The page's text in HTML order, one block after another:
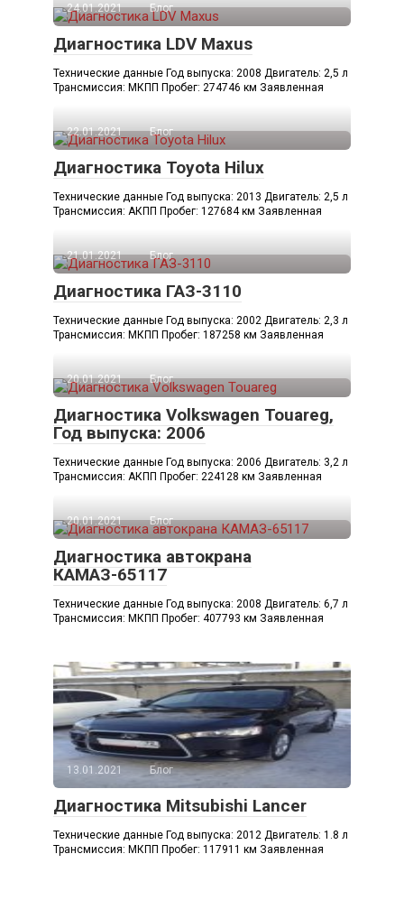
24.01.2021 Блог
Диагностика LDV Maxus
Технические данные Год выпуска: 2008 Двигатель: 2,5 л
Трансмиссия: МКПП Пробег: 274746 км Заявленная
22.01.2021 Блог
Диагностика Toyota Hilux
Технические данные Год выпуска: 2013 Двигатель: 2,5 л
Трансмиссия: АКПП Пробег: 127684 км Заявленная
21.01.2021 Блог
Диагностика ГАЗ-3110
Технические данные Год выпуска: 2002 Двигатель: 2,3 л
Трансмиссия: МКПП Пробег: 187258 км Заявленная
20.01.2021 Блог
Диагностика Volkswagen Touareg,
Год выпуска: 2006
Технические данные Год выпуска: 2006 Двигатель: 3,2 л
Трансмиссия: АКПП Пробег: 224128 км Заявленная
20.01.2021 Блог
Диагностика автокрана
КАМАЗ-65117
Технические данные Год выпуска: 2008 Двигатель: 6,7 л
Трансмиссия: МКПП Пробег: 407793 км Заявленная
13.01.2021 Блог
Диагностика Mitsubishi Lancer
Технические данные Год выпуска: 2012 Двигатель: 1.8 л
Трансмиссия: МКПП Пробег: 117911 км Заявленная